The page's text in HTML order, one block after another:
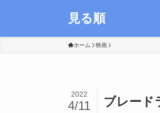
見る順
ホーム 映画
ブレード
2022
4/11